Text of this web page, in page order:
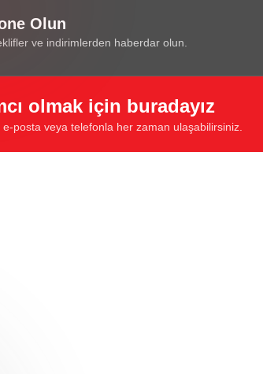
Olun
ve indirimlerden haberdar olun.
olmak için buradayız
e-posta veya telefonla her zaman ulaşabilirsiniz.